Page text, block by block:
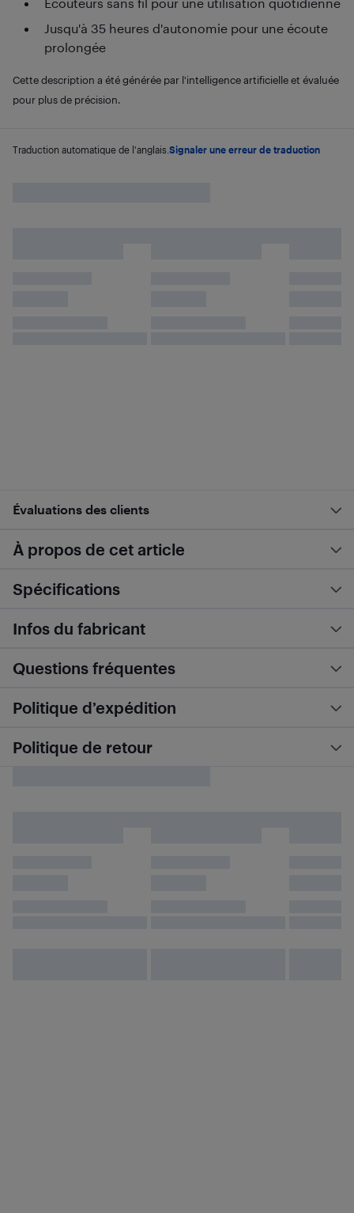
Jusqu'à 35 heures d'autonomie pour une écoute
prolongée
Cette description a été générée par l'intelligence artificielle et évaluée
pour plus de précision.
Traduction automatique de l'anglais. Signaler une erreur de traduction
Évaluations des clients
À propos de cet article
Spécifications
Infos du fabricant
Questions fréquentes
Politique d’expédition
Politique de retour